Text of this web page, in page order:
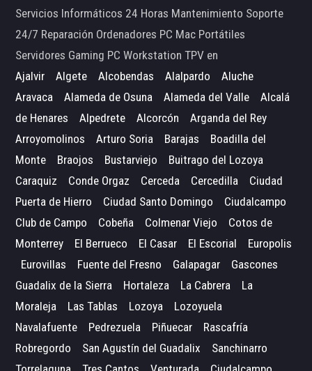
Servicios Informáticos 24 Horas Mantenimiento Soporte
24/7 Reparación Ordenadores PC Mac Portátiles
Servidores Gaming PC Workstation TPV en
Ajalvir
Algete Alcobendas Alalpardo
Aluche
Aravaca
Alameda de Osuna Alameda del Valle
Alcalá
de Henares
Alpedrete Alcorcón
Arganda del Rey
Arroyomolinos
Arturo Soria Barajas
Boadilla del
Monte
Braojos Bustarviejo
Buitrago del Lozoya
Caraquiz
Conde Orgaz Cerceda Cercedilla
Ciudad
Puerta de Hierro
Ciudad Santo Domingo
Ciudalcampo
Club de Campo
Cobeña Colmenar Viejo
Cotos de
Monterrey
El Berrueco El Casar El Escorial
Europolis
Eurovillas
Fuente del Fresno Galapagar
Gascones
Guadalix de la Sierra
Hortaleza La Cabrera
La
Moraleja
Las Tablas Lozoya
Lozoyuela
Navalafuente
Pedrezuela Piñuecar
Rascafría
Robregordo
San Agustín del Guadalix
Sanchinarro